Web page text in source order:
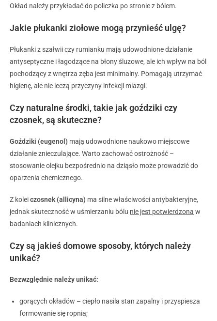
Okład należy przykładać do policzka po stronie z bólem.
Jakie płukanki ziołowe mogą przynieść ulgę?
Płukanki z szałwii czy rumianku mają udowodnione działanie
antyseptyczne i łagodzące na błony śluzowe, ale ich wpływ na ból
pochodzący z wnętrza zęba jest minimalny. Pomagają utrzymać
higienę, ale nie leczą przyczyny infekcji miazgi.
Czy naturalne środki, takie jak goździki czy
czosnek, są skuteczne?
Goździki (eugenol) mają udowodnione naukowo miejscowe
działanie znieczulające. Warto zachować ostrożność –
stosowanie olejku bezpośrednio na dziąsło może prowadzić do
oparzenia chemicznego.
Z koleiczosnek (allicyna) ma silne właściwości antybakteryjne,
jednak skuteczność w uśmierzaniu bólu nie jest potwierdzona w
badaniach klinicznych.
Czy są jakieś domowe sposoby, których należy
unikać?
Bezwzględnie należy unikać:
gorących okładów – ciepło nasila stan zapalny i przyspiesza
formowanie się ropnia;